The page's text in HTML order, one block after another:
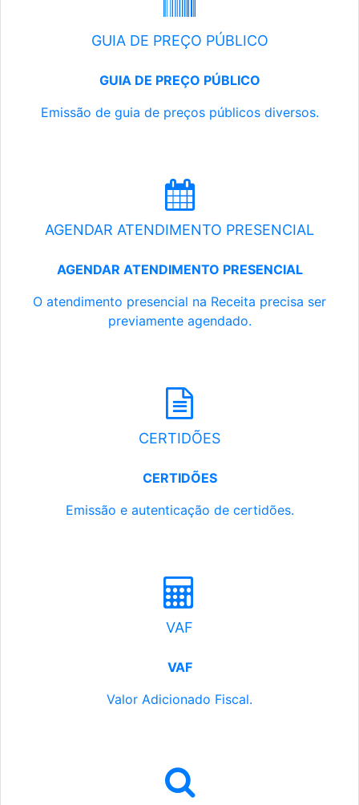
GUIA DE PREÇO PÚBLICO
GUIA DE PREÇO PÚBLICO
Emissão de guia de preços públicos diversos.
AGENDAR ATENDIMENTO PRESENCIAL
AGENDAR ATENDIMENTO PRESENCIAL
O atendimento presencial na Receita precisa ser
previamente agendado.
CERTIDÕES
CERTIDÕES
Emissão e autenticação de certidões.
VAF
VAF
Valor Adicionado Fiscal.